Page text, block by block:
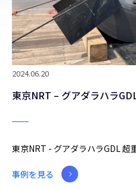
2024.06.20
東京NRT – グアダラハラ
東京NRT - グアダラハラGDL 超
事例を見る